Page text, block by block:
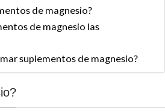
de magnesio?
de magnesio las
suplementos de magnesio?